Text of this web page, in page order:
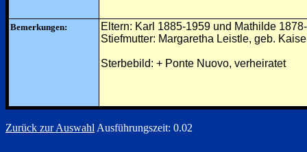
Bemerkungen:
Eltern: Karl 1885-1959 und Mathilde
Stiefmutter: Margaretha Leistle, geb.
Sterbebild: + Ponte Nuovo, verheiratet
Zurück zur Auswahl Ausführungszeit: 0.02